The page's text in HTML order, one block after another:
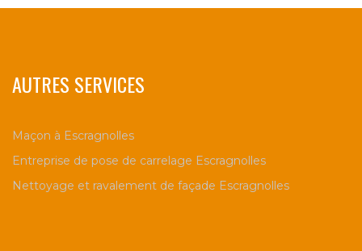
AUTRES SERVICES
Maçon à Escragnolles
Entreprise de pose de carrelage Escragnolles
Nettoyage et ravalement de façade Escragnolles